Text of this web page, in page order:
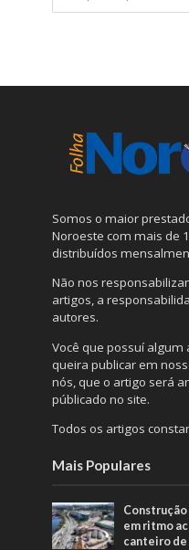
Somos o maior
Noroeste com mais de
distribuídos
Não nos
artigos, a
autores.
Você que possuí
queira publicar em
nós, que o artigo será
públicado no site.
Todos os artigos
Mais Populares
Construção
em ritmo
canteiro de